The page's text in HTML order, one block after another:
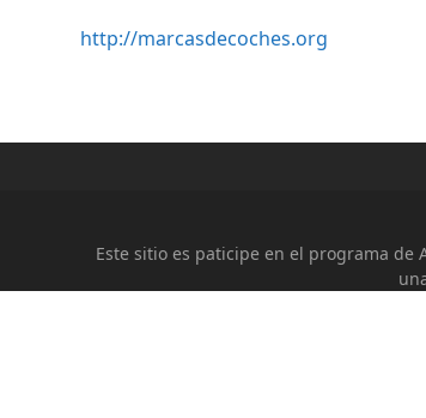
http://marcasdecoches.org
Este sitio es paticipe en el programa de